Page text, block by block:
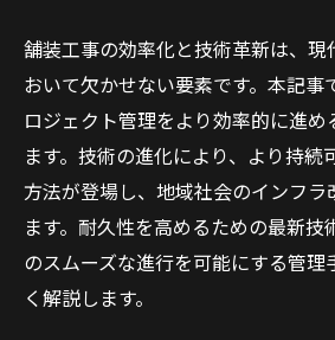
舗装工事の効率化と技術革新は、現
おいて欠かせない要素です。本記事
ロジェクト管理をより効率的に進め
ます。技術の進化により、より持続
方法が登場し、地域社会のインフラ
ます。耐久性を高めるための最新技
のスムーズな進行を可能にする管理
く解説します。